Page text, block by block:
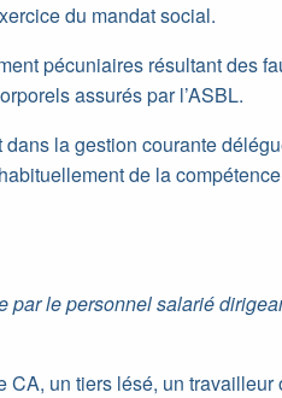
du mandat social.
pécuniaires résultant des
assurés par l’ASBL.
la gestion courante
de la
par le personnel salarié
un tiers lésé, un travailleur